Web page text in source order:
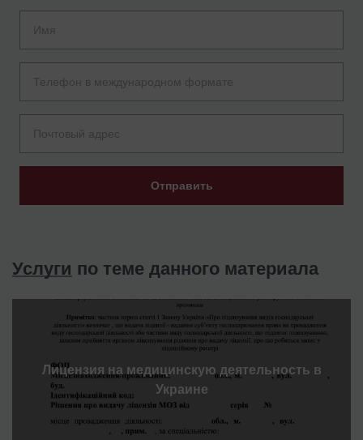
Отправить
Услуги по теме данного материала
Лицензия на медицинскую деятельность в
Украине